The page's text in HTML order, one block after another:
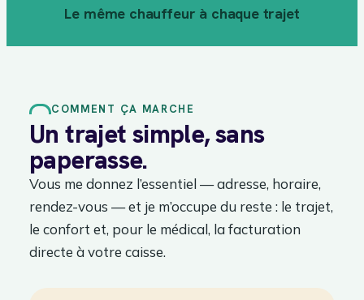
Le même chauffeur à chaque trajet
COMMENT ÇA MARCHE
Un trajet simple, sans
paperasse.
Vous me donnez l’essentiel — adresse, horaire,
rendez-vous — et je m’occupe du reste : le trajet,
le confort et, pour le médical, la facturation
directe à votre caisse.